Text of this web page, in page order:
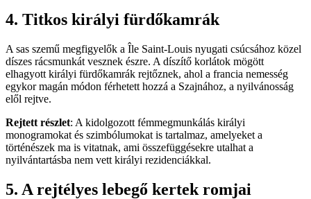
4. Titkos királyi fürdőkamrák
A sas szemű megfigyelők a Île Saint-Louis nyugati csúcsához közel
díszes rácsmunkát vesznek észre. A díszítő korlátok mögött
elhagyott királyi fürdőkamrák rejtőznek, ahol a francia nemesség
egykor magán módon férhetett hozzá a Szajnához, a nyilvánosság
elől rejtve.
Rejtett részlet: A kidolgozott fémmegmunkálás királyi
monogramokat és szimbólumokat is tartalmaz, amelyeket a
történészek ma is vitatnak, ami összefüggésekre utalhat a
nyilvántartásba nem vett királyi rezidenciákkal.
5. A rejtélyes lebegő kertek romjai